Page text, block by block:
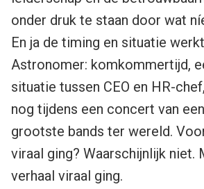
onder druk te staan door wat
En ja de timing en situatie
Astronomer: komkommertijd,
situatie tussen CEO en HR-
nog tijdens een concert van
grootste bands ter wereld.
viraal ging? Waarschijnlijk niet.
verhaal viraal ging.